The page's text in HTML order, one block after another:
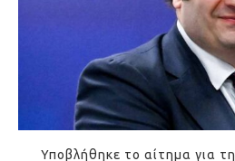
Υποβλήθηκε το αίτημα για